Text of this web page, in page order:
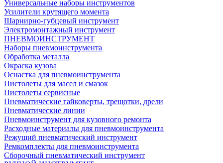
Универсальные наборы инструментов
Усилители крутящего момента
Шарнирно-губцевый инструмент
Электромонтажный инструмент
ПНЕВМОИНСТРУМЕНТ
Наборы пневмоинструмента
Обработка металла
Окраска кузова
Оснастка для пневмоинструмента
Пистолеты для масел и смазок
Пистолеты сервисные
Пневматические гайковерты, трещотки, дрели
Пневматические линии
Пневмоинструмент для кузовного ремонта
Расходные материалы для пневмоинструмента
Режущий пневматический инструмент
Ремкомплекты для пневмоинструмента
Сборочный пневматический инструмент